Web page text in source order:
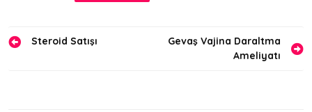
YazıSteroid Satışı
Gevaş Vajina Daraltma
Ameliyatı